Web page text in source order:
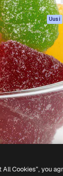
Alkuperäiset Uusi
Evästepolitiikka
Luottamuskeskus
Kumppanit
Yrityksille
Cookies”, you